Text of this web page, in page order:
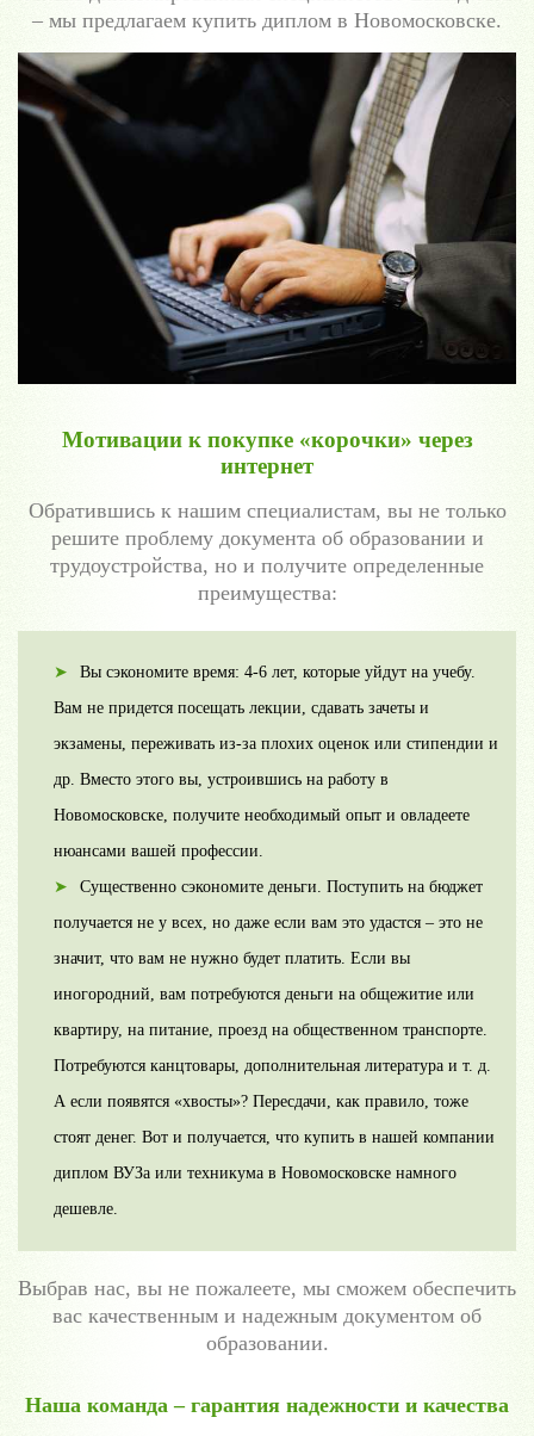
– мы предлагаем купить диплом в Новомосковске.
Мотивации к покупке «корочки» через
интернет
Обратившись к нашим специалистам, вы не только
решите проблему документа об образовании и
трудоустройства, но и получите определенные
преимущества:
Вы сэкономите время: 4-6 лет, которые уйдут на учебу.
Вам не придется посещать лекции, сдавать зачеты и
экзамены, переживать из-за плохих оценок или стипендии и
др. Вместо этого вы, устроившись на работу в
Новомосковске, получите необходимый опыт и овладеете
нюансами вашей профессии.
Существенно сэкономите деньги. Поступить на бюджет
получается не у всех, но даже если вам это удастся – это не
значит, что вам не нужно будет платить. Если вы
иногородний, вам потребуются деньги на общежитие или
квартиру, на питание, проезд на общественном транспорте.
Потребуются канцтовары, дополнительная литература и т. д.
А если появятся «хвосты»? Пересдачи, как правило, тоже
стоят денег. Вот и получается, что купить в нашей компании
диплом ВУЗа или техникума в Новомосковске намного
дешевле.
Выбрав нас, вы не пожалеете, мы сможем обеспечить
вас качественным и надежным документом об
образовании.
Наша команда – гарантия надежности и качества